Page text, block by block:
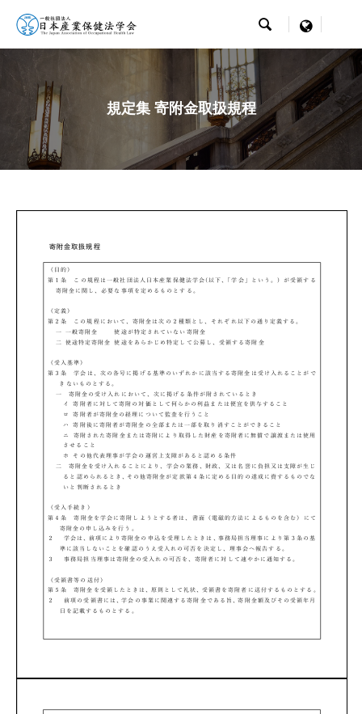

規定集 寄附金取扱規程